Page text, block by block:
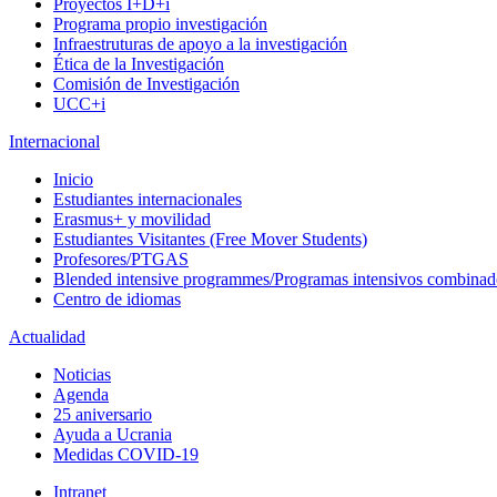
Proyectos I+D+i
Programa propio investigación
Infraestruturas de apoyo a la investigación
Ética de la Investigación
Comisión de Investigación
UCC+i
Internacional
Inicio
Estudiantes internacionales
Erasmus+ y movilidad
Estudiantes Visitantes (Free Mover Students)
Profesores/PTGAS
Blended intensive programmes/Programas intensivos
Centro de idiomas
Actualidad
Noticias
Agenda
25 aniversario
Ayuda a Ucrania
Medidas COVID-19
Intranet